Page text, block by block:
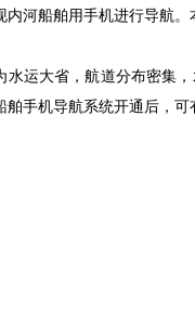
内河船舶用手机进行导航。
水运大省，航道分布密集
舶手机导航系统开通后，可